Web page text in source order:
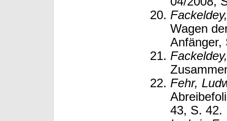
Wagen
Anfänger,
Fehr,
43, S. 42.